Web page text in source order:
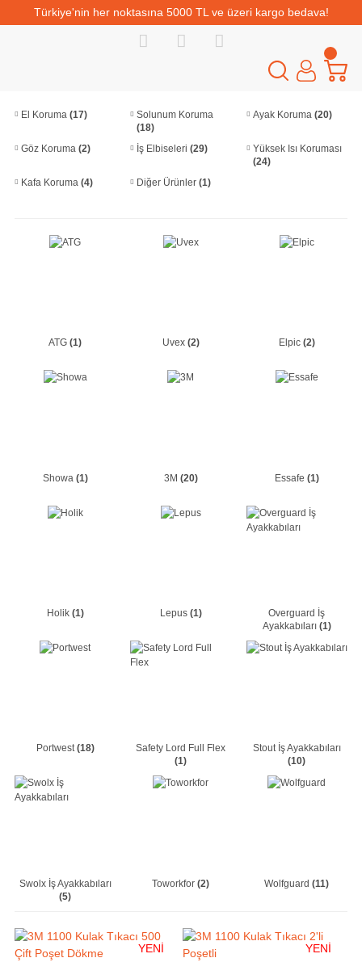
Türkiye'nin her noktasına 5000 TL ve üzeri kargo bedava!
El Koruma (17)
Solunum Koruma
(18)
Ayak Koruma (20)
Göz Koruma (2) İş Elbiseleri(29)
Yüksek Isı Koruması
(24)
Kafa Koruma (4) Diğer Ürünler(1)
ATG(1) Uvex (2) Elpic (2)
Showa (1) 3M (20) Essafe (1)
Holik (1) Lepus (1)
Overguard İş
Ayakkabıları (1)
Portwest(18)
Safety Lord Full Flex
(1)
Stout İş Ayakkabıları
(10)
Swolx İş Ayakkabıları
(5)
Toworkfor(2) Wolfguard(11)
YENİ YENİ